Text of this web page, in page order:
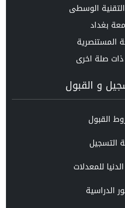
الوسطى
بغداد
المستنصرية
صلة اخرى
و القبول
القبول
التسجيل
للمعدلات
الدراسية